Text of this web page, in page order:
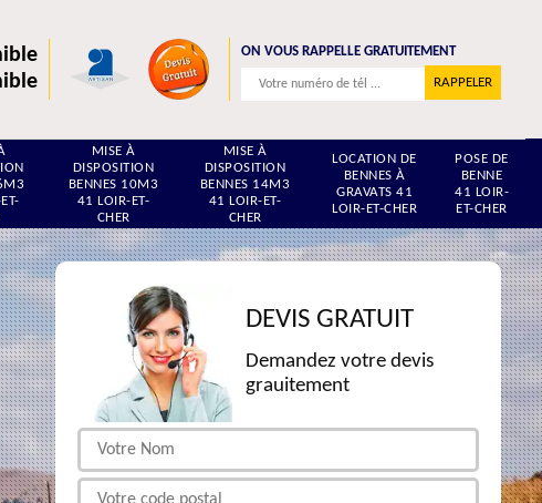
ON VOUS RAPPELLE GRATUITEMENT
MISE À
DISPOSITION
BENNES 10M3
41 LOIR-ET-
CHER
MISE À
DISPOSITION
BENNES 14M3
41 LOIR-ET-
CHER
LOCATION DE
BENNES À
GRAVATS 41
LOIR-ET-CHER
POSE DE
BENNE
41 LOIR-
ET-CHER
DEVIS GRATUIT
Demandez votre devis
grauitement